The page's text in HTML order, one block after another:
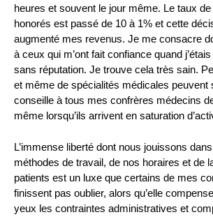
heures et souvent le jour même. Le taux
honorés est passé de 10 à 1% et cette
augmenté mes revenus. Je me consacre
à ceux qui m’ont fait confiance quand
sans réputation. Je trouve cela très sain.
et même de spécialités médicales peuvent
conseille à tous mes confrères médecins
même lorsqu’ils arrivent en saturation
L’immense liberté dont nous jouissons
méthodes de travail, de nos horaires et de
patients est un luxe que certains de mes
finissent pas oublier, alors qu’elle
yeux les contraintes administratives et